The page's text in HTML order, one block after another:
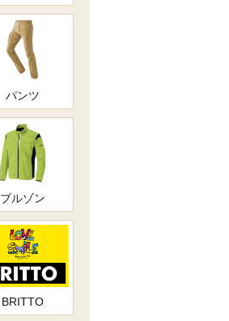
パンツ
ブルゾン
BRITTO